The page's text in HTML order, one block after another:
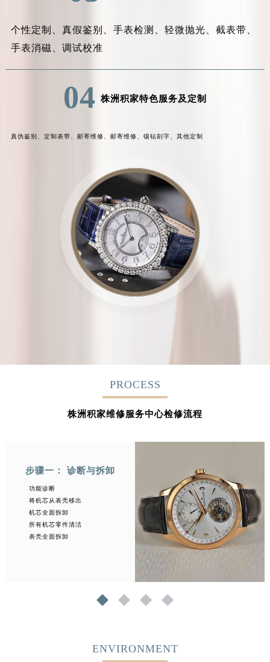
个性定制、 真假鉴别、 手表检测、 轻微抛光、 截表带、
手表消磁、 调试校准
04 株洲积家特色服务及定制
真伪鉴别、 定制表带、 邮寄维修、 邮寄维修、 镶钻刻字、 其他定制
PROCESS
株洲积家维修服务中心检修流程
步骤一： 诊断与拆卸
功能诊断
将机芯从表壳移出
机芯全面拆卸
所有机芯零件清洁
表壳全面拆卸
1 2 3 4
ENVIRONMENT